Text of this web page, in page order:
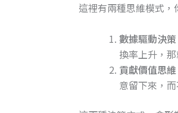
這裡有兩種思維模式，
數據驅動決策
換率上升，那
貢獻價值思維
意留下來，